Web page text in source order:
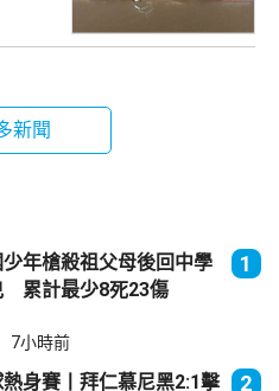
新聞
年槍殺祖父母後回中學
累計最少8死23傷
1
7小時前
熱身賽丨拜仁慕尼黑2:1擊
2